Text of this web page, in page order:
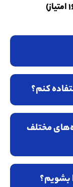
کنم؟
مختلف
بشویم؟